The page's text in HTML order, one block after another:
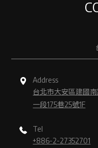
Address
台北市大安區建國
一段175巷25號1F
Tel
+886-2-27352701